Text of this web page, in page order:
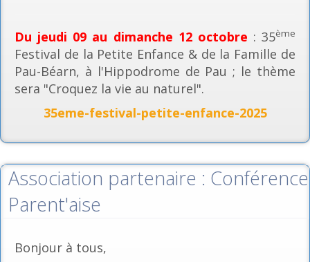
Du jeudi 09 au dimanche 12 octobre : 35ème
Festival de la Petite Enfance & de la Famille de
Pau-Béarn, à l'Hippodrome de Pau ; le thème
sera "Croquez la vie au naturel".
35eme-festival-petite-enfance-2025
Association partenaire : Conférence
Parent'aise
Bonjour à tous,